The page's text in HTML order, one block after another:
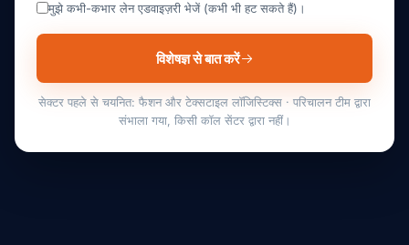
मुझे कभी-कभार लेन एडवाइज़री भेजें (कभी भी हट सकते हैं)।
विशेषज्ञ से बात करें
सेक्टर पहले से चयनित: फैशन और टेक्सटाइल लॉजिस्टिक्स · परिचालन टीम द्वारा
संभाला गया, किसी कॉल सेंटर द्वारा नहीं।